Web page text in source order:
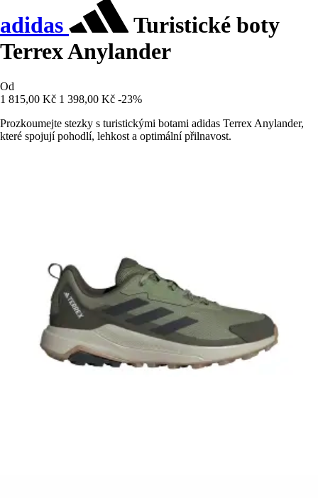
adidas
Turistické boty
Terrex Anylander
Od
1 815,00 Kč 1 398,00 Kč -23%
Prozkoumejte stezky s turistickými botami adidas Terrex Anylander,
které spojují pohodlí, lehkost a optimální přilnavost.